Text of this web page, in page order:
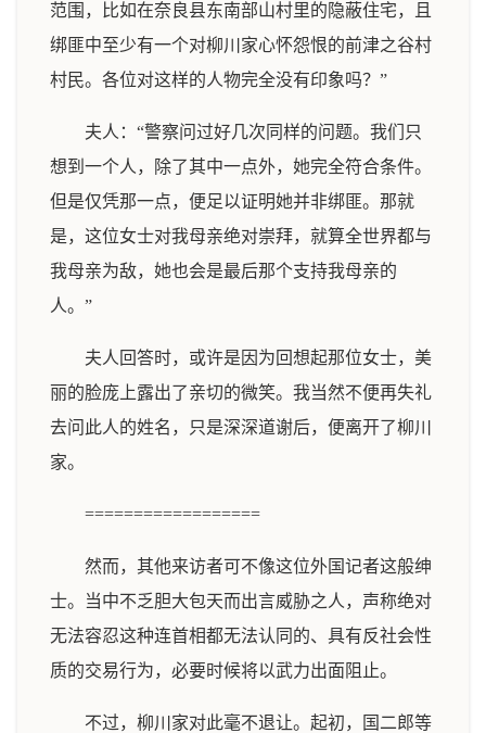
范围，比如在奈良县东南部山村里的隐蔽住宅，且
绑匪中至少有一个对柳川家心怀怨恨的前津之谷村
村民。各位对这样的人物完全没有印象吗？”
夫人：“警察问过好几次同样的问题。我们只
想到一个人，除了其中一点外，她完全符合条件。
但是仅凭那一点，便足以证明她并非绑匪。那就
是，这位女士对我母亲绝对崇拜，就算全世界都与
我母亲为敌，她也会是最后那个支持我母亲的
人。”
夫人回答时，或许是因为回想起那位女士，美
丽的脸庞上露出了亲切的微笑。我当然不便再失礼
去问此人的姓名，只是深深道谢后，便离开了柳川
家。
==================
然而，其他来访者可不像这位外国记者这般绅
士。当中不乏胆大包天而出言威胁之人，声称绝对
无法容忍这种连首相都无法认同的、具有反社会性
质的交易行为，必要时候将以武力出面阻止。
不过，柳川家对此毫不退让。起初，国二郎等